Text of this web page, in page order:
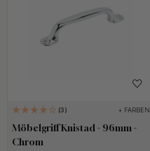
3 + FARBEN
Möbelgriff Knistad - 96mm -
Chrom